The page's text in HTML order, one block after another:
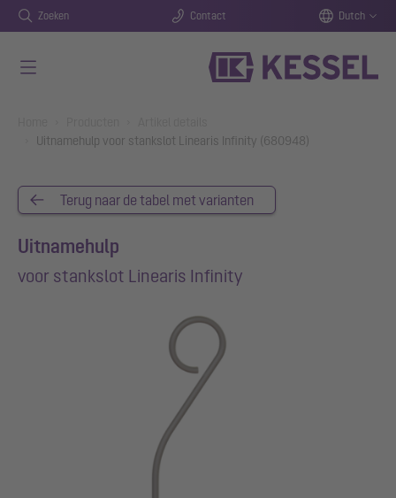
Zoeken Contact Dutch
Uitnamehulp voor stankslot Linearis Infinity (680948)
Terug naar de tabel met varianten
Uitnamehulp
voor stankslot Linearis Infinity